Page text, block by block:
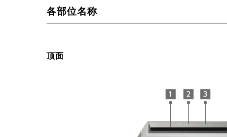
各部位名称
顶面